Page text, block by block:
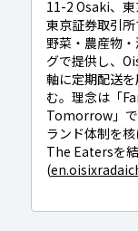
11-2 Osaki、
東京証券取引
野菜・農産物
グで提供し、
軸に定期配送
む。理念は「
Tomorrow」で
ランド体制を
The Eatersを結
(